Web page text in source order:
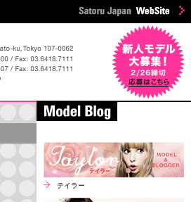
テイラー